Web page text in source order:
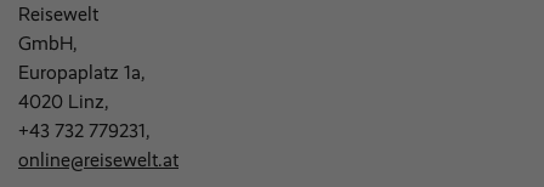
Reisewelt
GmbH,
Europaplatz 1a,
4020 Linz,
+43 732 779231,
online@reisewelt.at